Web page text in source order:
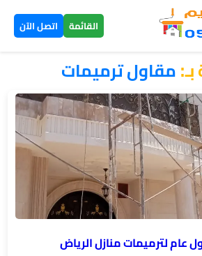
القائمة اتصل الآن
مقاول ترميمات
عام لترميمات منازل الرياض